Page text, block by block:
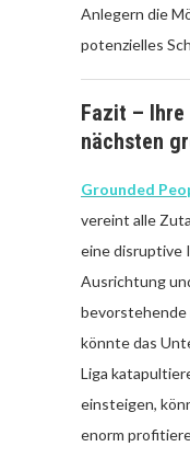
Anlegern die
potenzielles
Fazit – Ihre
nächsten
Grounded
vereint alle
eine disruptive
Ausrichtung
könnte das
Liga
einsteigen,
enorm